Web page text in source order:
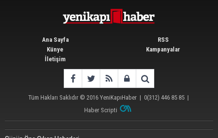
Ana Sayfa
Künye
İletişim
RSS
Kampanyalar
Tüm Hakları Saklıdır © 2016 YeniKapıHaber| 0(312) 446 85 85|
Haber Scripti